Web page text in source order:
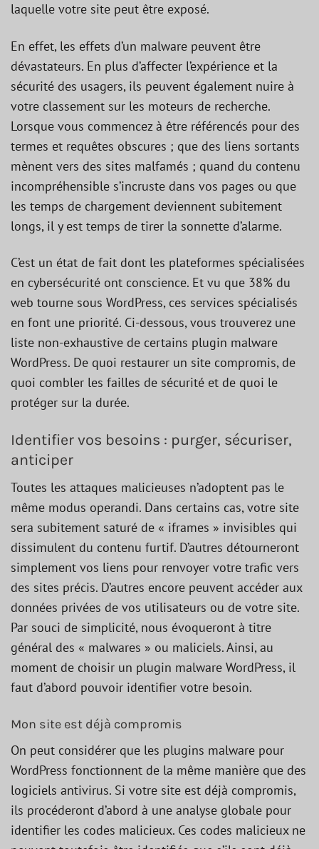
laquelle votre site peut être exposé.
En effet, les effets d’un malware peuvent être
dévastateurs. En plus d’affecter l’expérience et la
sécurité des usagers, ils peuvent également nuire à
votre classement sur les moteurs de recherche.
Lorsque vous commencez à être référencés pour des
termes et requêtes obscures ; que des liens sortants
mènent vers des sites malfamés ; quand du contenu
incompréhensible s’incruste dans vos pages ou que
les temps de chargement deviennent subitement
longs, il y est temps de tirer la sonnette d’alarme.
C’est un état de fait dont les plateformes spécialisées
en cybersécurité ont conscience. Et vu que 38% du
web tourne sous WordPress, ces services spécialisés
en font une priorité. Ci-dessous, vous trouverez une
liste non-exhaustive de certains plugin malware
WordPress. De quoi restaurer un site compromis, de
quoi combler les failles de sécurité et de quoi le
protéger sur la durée.
Identifier vos besoins : purger, sécuriser,
anticiper
Toutes les attaques malicieuses n’adoptent pas le
même modus operandi. Dans certains cas, votre site
sera subitement saturé de « iframes » invisibles qui
dissimulent du contenu furtif. D’autres détourneront
simplement vos liens pour renvoyer votre trafic vers
des sites précis. D’autres encore peuvent accéder aux
données privées de vos utilisateurs ou de votre site.
Par souci de simplicité, nous évoqueront à titre
général des « malwares » ou maliciels. Ainsi, au
moment de choisir un plugin malware WordPress, il
faut d’abord pouvoir identifier votre besoin.
Mon site est déjà compromis
On peut considérer que les plugins malware pour
WordPress fonctionnent de la même manière que des
logiciels antivirus. Si votre site est déjà compromis,
ils procéderont d’abord à une analyse globale pour
identifier les codes malicieux. Ces codes malicieux ne